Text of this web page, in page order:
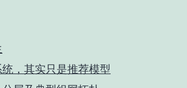
，其实只是推荐模型